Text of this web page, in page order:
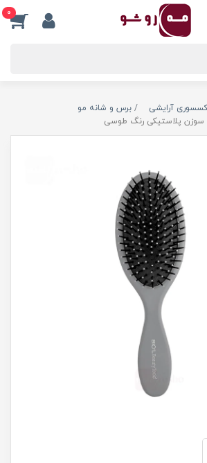
0
آرایشی
برس و شانه مو
پلاستیکی رنگ طوسی